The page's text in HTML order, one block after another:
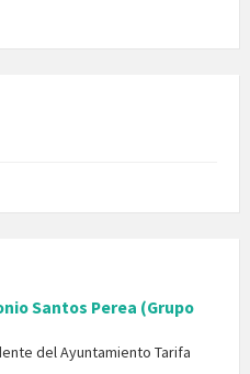
Santos Perea (Grupo
del Ayuntamiento Tarifa